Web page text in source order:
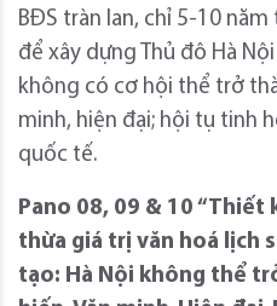
BĐS tràn lan, chỉ 5-10
để xây dựng Thủ đô Hà
không có cơ hội thể trở
minh, hiện đại; hội tụ tinh
quốc tế.
Pano 08, 09 & 10 “Thiết
thừa giá trị văn hoá lịch
tạo: Hà Nội không thể